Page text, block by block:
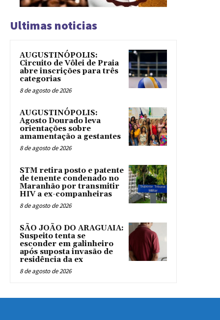
Ultimas noticias
AUGUSTINÓPOLIS:
Circuito de Vôlei de Praia
abre inscrições para três
categorias
8 de agosto de 2026
AUGUSTINÓPOLIS:
Agosto Dourado leva
orientações sobre
amamentação a gestantes
8 de agosto de 2026
STM retira posto e patente
de tenente condenado no
Maranhão por transmitir
HIV a ex-companheiras
8 de agosto de 2026
SÃO JOÃO DO ARAGUAIA:
Suspeito tenta se
esconder em galinheiro
após suposta invasão de
residência da ex
8 de agosto de 2026